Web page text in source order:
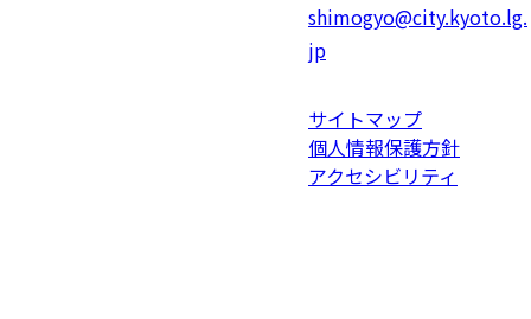
shimogyo@city.kyoto.lg.
jp
サイトマップ
個人情報保護方針
アクセシビリティ